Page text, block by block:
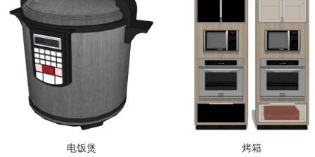
电饭煲 烤箱